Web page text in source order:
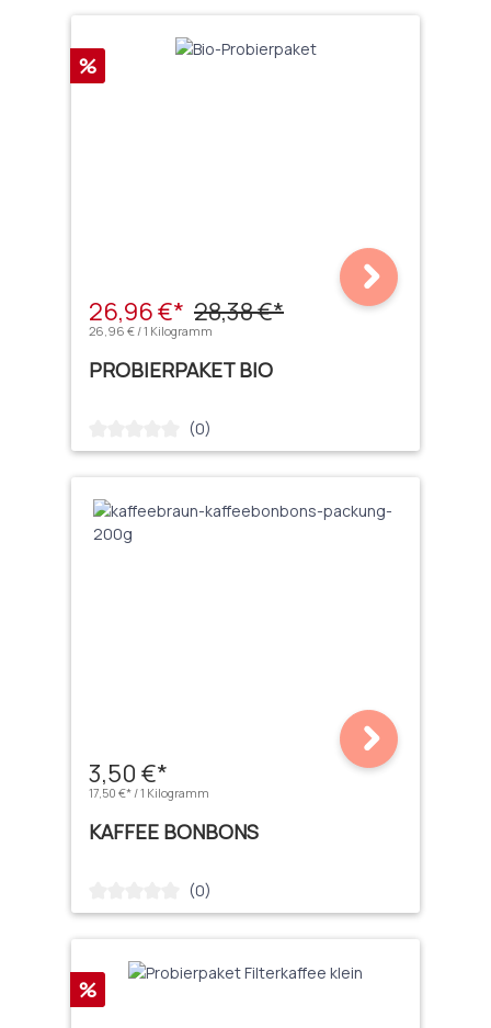
Rabatt
%
26,96 €* 28,38 €*
26,96 € / 1 Kilogramm
PROBIERPAKET BIO
Durchschnittliche Bewertung von 0 von 5 Sternen
(0)
3,50 €*
17,50 €* / 1 Kilogramm
KAFFEE BONBONS
Durchschnittliche Bewertung von 0 von 5 Sternen
(0)
Rabatt
%